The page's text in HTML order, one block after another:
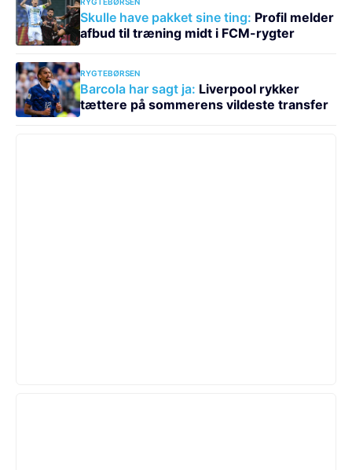
Skulle have pakket sine ting: Profil melder
afbud til træning midt i FCM-rygter
RYGTEBØRSEN
Barcola har sagt ja: Liverpool rykker
tættere på sommerens vildeste transfer